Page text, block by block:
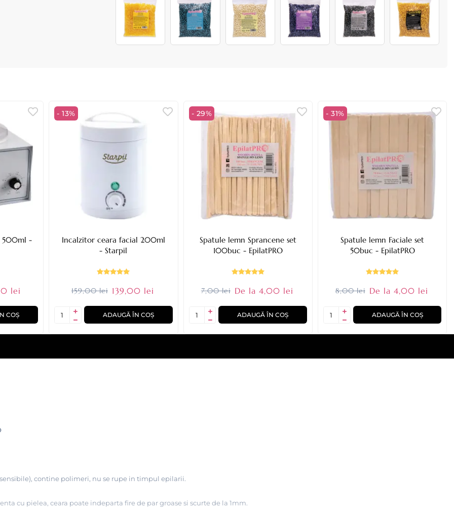
500ml -
lei
COȘ
- 13%
Incalzitor ceara facial 200ml
- Starpil
159,00 lei 139,00 lei
ADAUGĂ ÎN COȘ
- 29%
Spatule lemn Sprancene set
100buc - EpilatPRO
7,00 lei De la 4,00 lei
ADAUGĂ ÎN COȘ
- 31%
Spatule lemn Faciale set
50buc - EpilatPRO
8,00 lei De la 4,00 lei
ADAUGĂ ÎN COȘ
contine polimeri, nu se rupe in timpul epilarii.
cu pielea, ceara poate indeparta fire de par groase si scurte de la 1mm.